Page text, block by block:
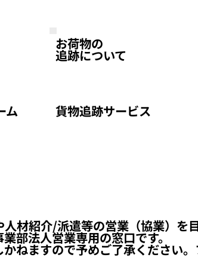
ム
お荷物の
追跡について
貨物追跡サービス
材紹介/派遣等の営業（協業）を
部法人営業専用の窓口です。
ねますので予めご了承ください